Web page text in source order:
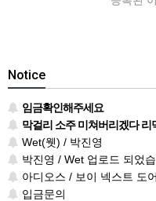
Notice
임금확인해주세요
막걸리 소주 미쳐버리겠다 리
Wet(웻) / 박진영
박진영 / Wet 업로드 되었
아디오스 / 보이 넥스트 도어
입금문의